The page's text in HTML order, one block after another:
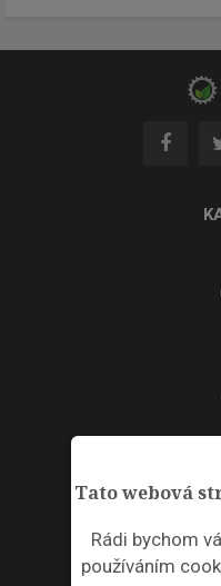
Tato webová
Rádi bychom
používáním